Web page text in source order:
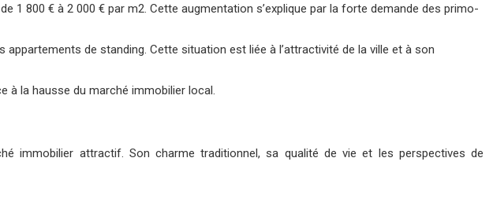
1 800 € à 2 000 € par m2. Cette augmentation s’explique par la forte demande des primo-
de standing. Cette situation est liée à l’attractivité de la ville et à son
à la hausse du marché immobilier local.
immobilier attractif. Son charme traditionnel, sa qualité de vie et les perspectives de